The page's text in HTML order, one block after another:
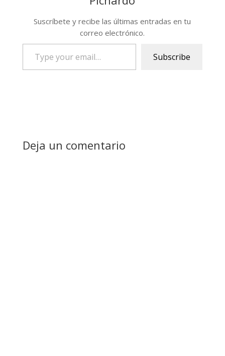
Suscríbete y recibe las últimas entradas en tu
correo electrónico.
email…
Subscribe
Deja un comentario